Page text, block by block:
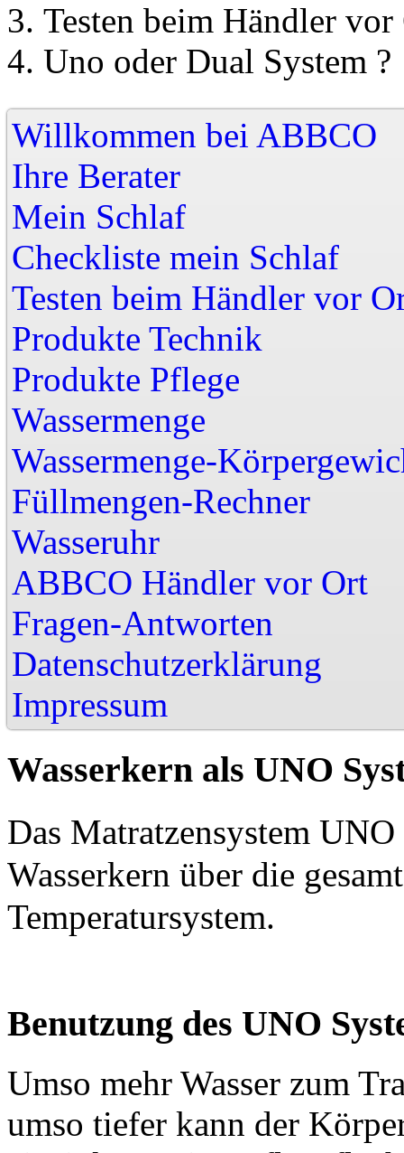
Testen beim Händler vor
Uno oder Dual System ?
Willkommen bei
Ihre Berater
Mein Schlaf
Checkliste mein Schlaf
Testen beim Händler vor
Produkte Technik
Produkte Pflege
Wassermenge
Wassermenge-
Füllmengen-Rechner
Wasseruhr
ABBCO Händler
Fragen-Antworten
Datenschutzerklärung
Wasserkern als UNO
Das Matratzensystem
Wasserkern über die
Temperatursystem.
Benutzung des UNO
Umso mehr Wasser zum
umso tiefer kann der